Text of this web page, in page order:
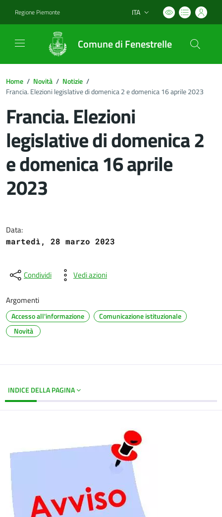
Regione Piemonte Lingua attiva:
ITA
Comune di Fenestrelle
Home / Novità / Notizie /
Francia. Elezioni legislative di domenica 2 e domenica 16 aprile 2023
Francia. Elezioni
legislative di domenica 2
e domenica 16 aprile
2023
Data:
martedì, 28 marzo 2023
Condividi Vedi azioni
Argomenti
Accesso all'informazione
Comunicazione istituzionale
Novità
INDICE DELLA PAGINA